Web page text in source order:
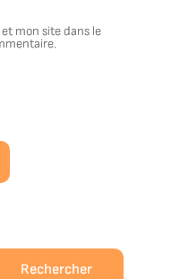
mon site dans le
Rechercher